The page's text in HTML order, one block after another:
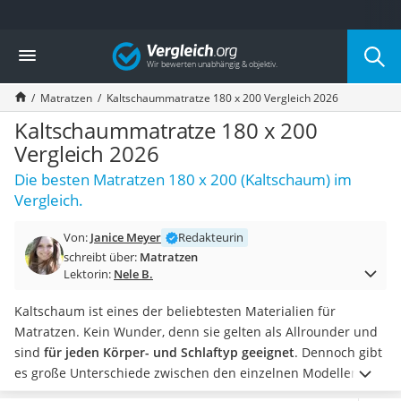
Die beliebtesten Vergleiche nach Kategorie
Wohnen
Matratzen-Topper
Matratzen
Konferenzlautsprecher
Tageslichtlampe
Badlüfter
Ergonomischer Bürostuhl
Bürohocker
Ozongeneratoren
Akku-Tischlampe
Konferenzmikrofon
Klappmatratze
Duschkopf mit Kalkfilter
Aktenvernichter Sicherheitsstufe 4
Bettgitter
Spannbettlaken
Vergleich
Matratzen Kaltschaummatratze 180 x 200 Vergleich 2026
Kaltschaummatratze 180 x 200
Vergleich 2026
Die besten Matratzen 180 x 200 (Kaltschaum) im
Vergleich.
Von: Janice Meyer
Redakteurin
schreibt über: Matratzen
Lektorin: Nele B.
Kaltschaum ist eines der beliebtesten Materialien für
Matratzen. Kein Wunder, denn sie gelten als Allrounder und
sind für jeden Körper- und Schlaftyp geeignet. Dennoch gibt
es große Unterschiede zwischen den einzelnen Modellen.
Kaltschaummatratzen können zwischen 8 und 30 cm hoch